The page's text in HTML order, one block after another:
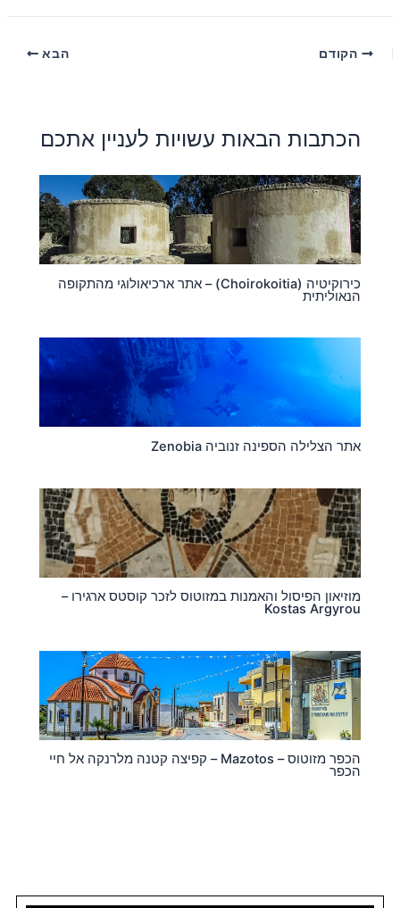
הקודם הבא
הכתבות הבאות עשויות לעניין אתכם
כירוקיטיה (Choirokoitia) – אתר ארכיאולוגי מהתקופה
הנאוליתית
אתר הצלילה הספינה זנוביה Zenobia
מוזיאון הפיסול והאמנות במזוטוס לזכר קוסטס ארגירו –
Kostas Argyrou
הכפר מזוטוס – Mazotos – קפיצה קטנה מלרנקה אל חיי
הכפר